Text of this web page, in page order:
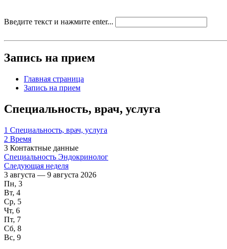
Введите текст и нажмите enter...
Запись на прием
Главная страница
Запись на прием
Специальность, врач, услуга
1 Специальность, врач, услуга
2 Время
3 Контактные данные
Специальность Эндокринолог
Следующая неделя
3 августа — 9 августа 2026
Пн, 3
Вт, 4
Ср, 5
Чт, 6
Пт, 7
Сб, 8
Вс, 9